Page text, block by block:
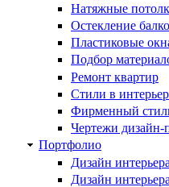
Натяжные
Остекление
Пластиковые
Подбор
Ремонт квартир
Стили в
Фирменный
Чертежи дизайн-
Портфолио
Дизайн
Дизайн